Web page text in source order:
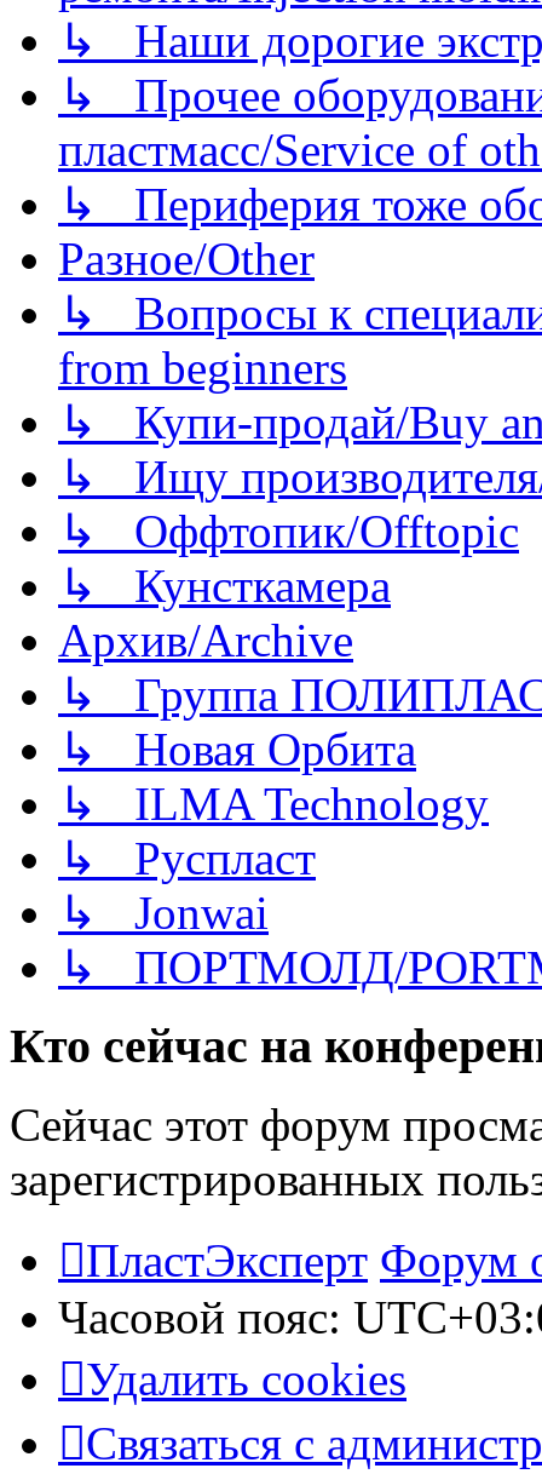
↳ Наши дорогие
↳ Прочее
пластмасс/Service of
↳ Периферия тоже
Разное/Other
↳ Вопросы к
from beginners
↳ Купи-продай/Buy
↳ Ищу
↳ Оффтопик/Offtopic
↳ Кунсткамера
Архив/Archive
↳ Группа
↳ Новая Орбита
↳ ILMA Technology
↳ Руспласт
↳ Jonwai
↳ ПОРТМОЛД/
Кто сейчас на
Сейчас этот форум
зарегистрированных
ПластЭксперт Форум
Часовой пояс:
Удалить cookies
Связаться с